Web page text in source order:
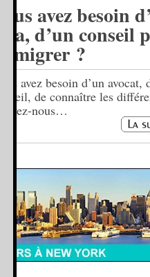
Vous avez besoin
visa, d’un conseil
immigrer ?
Vous avez besoin d’un avocat,
conseil, de connaître les
écrivez-nous…